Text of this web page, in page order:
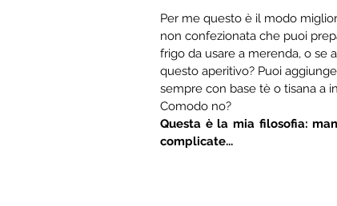
Per me questo è il modo
non confezionata che puoi
frigo da usare a merenda, o se
questo aperitivo? Puoi
sempre con base tè o tisana a
Comodo no?
Questa è la mia filosofia:
complicate...